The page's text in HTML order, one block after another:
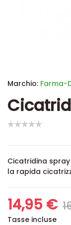
Marchio: Farma-
Cicatridina
la rapida
14,95 €
Tasse incluse